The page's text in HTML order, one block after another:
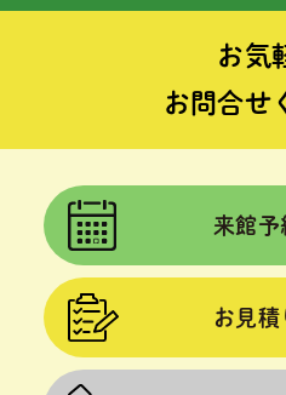
お気
お問合せ
来館予
お見積